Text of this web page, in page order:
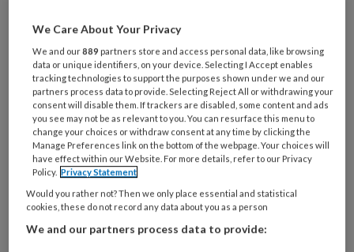
Als BPSW-lid heb je automatisch een
abonnement op Vakblad Sociaal Werk. Met dit
abonnement kun je alle premium artikelen
lezen.
Om toegang te krijgen, moet je via hetBPSW
ledenportaalde website van Vakblad Sociaal
Werk benaderen.
Heb je problemen met inloggen via hetBPSW
verenigingsbureau van BPSW via
We Care About Your Privacy
We and our889 partners store and access personal data, like browsing
data or unique identifiers, on your device. Selecting I Accept enables
tracking technologies to support the purposes shown under we and our
partners process data to provide. Selecting Reject All or withdrawing your
consent will disable them. If trackers are disabled, some content and ads
you see may not be as relevant to you. You can resurface this menu to
change your choices or withdraw consent at any time by clicking the
Manage Preferences link on the bottom of the webpage. Your choices will
have effect within our Website. For more details, refer to our Privacy
Policy. Privacy Statement
Would you rather not? Then we only place essential and statistical
cookies, these do not record any data about you as a person
We and our partners process data to provide: